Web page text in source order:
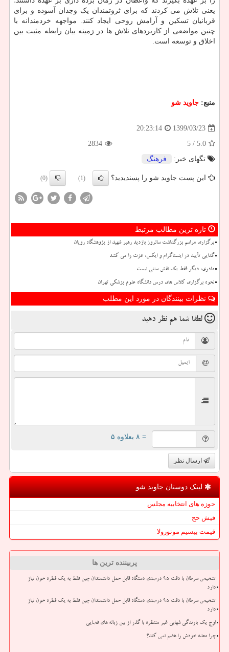
یعنی تلاش می کردند که برای ثروتمندان یک وجدان آسوده و برای
قربانیان تسکین و آرامش روحی ایجاد کنند. مواجهه خردمندانه با
چنین مواضعی از کاربردهای تلاش ها در زمینه بیان رابطه مثبت بین
اخلاق و توسعه است.
منبع: جاوید شو
1399/03/23
20:23:14
5.0
/ 5
2834
تگهای خبر:
فرهنگ
این پست جاوید شو را پسندیدید؟ (1)
(0)
تازه ترین مطالب مرتبط
برگزاری مراسم بزرگداشت سالروز بازدید رهبر شهید از پژوهشگاه رویان
گدایی تأیید در اینستاگرام و ایکس، عزت را می کشد
مادری، دیگر فقط یک نقش سنتی نیست
نحوه برگزاری کلاس های درس دانشگاه علوم پزشکی تهران
نظرات بینندگان در مورد این مطلب
لطفا شما هم نظر دهید
= ۸ بعلاوه ۵
ارسال نظر
لینک دوستان جاوید شو
حوزه های انتخابیه مجلس
فیش حج
قیمت بیسیم موتورولا
پربیننده ترین ها
تشخیص سرطان با دقت ۹۵ درصدی دستگاه قابل حمل دانشمندان چین فقط به یک قطره خون نیاز
دارد
تشخیص سرطان با دقت ۹۵ درصدی دستگاه قابل حمل دانشمندان چین فقط به یک قطره خون نیاز
دارد
اوج یک بارندگی شهابی غیر منتظره با گذر از بین زباله های فضایی
چرا معده خودش را هضم نمی کند؟